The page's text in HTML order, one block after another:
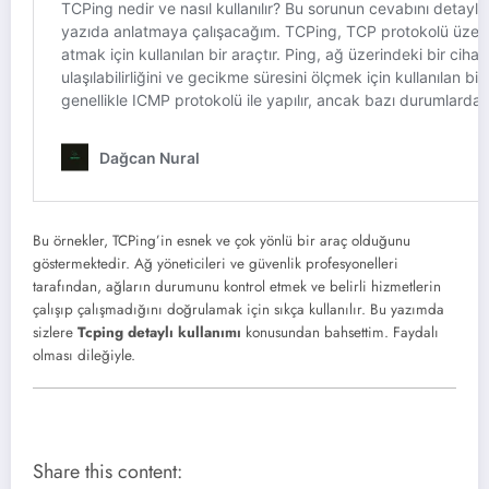
Bu örnekler, TCPing’in esnek ve çok yönlü bir araç olduğunu
göstermektedir. Ağ yöneticileri ve güvenlik profesyonelleri
tarafından, ağların durumunu kontrol etmek ve belirli hizmetlerin
çalışıp çalışmadığını doğrulamak için sıkça kullanılır. Bu yazımda
sizlere Tcping detaylı kullanımı konusundan bahsettim. Faydalı
olması dileğiyle.
Share this content: